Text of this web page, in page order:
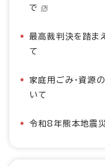
で
最高裁判決を踏ま
て
家庭用ごみ・資源
いて
令和8年熊本地震